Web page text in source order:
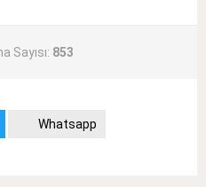
Sayısı: 853
Whatsapp